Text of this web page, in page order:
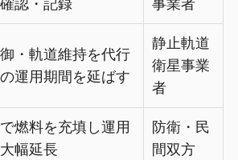
認・記録
事業者
・軌道維持を代行
運用期間を延ばす
静止軌道
衛星事業
者
燃料を充填し運用
幅延長
防衛・民
間双方